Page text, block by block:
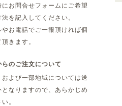
お問合せフォームにご希望
を記入してください。
やお電話でご一報頂ければ個
きます。
のご注文について
よび一部地域については送
なりますので、あらかじめ
。